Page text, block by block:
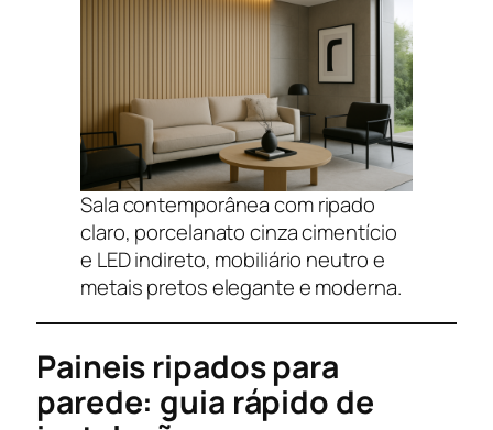
Sala contemporânea com ripado
claro, porcelanato cinza cimentício
e LED indireto, mobiliário neutro e
metais pretos elegante e moderna.
Paineis ripados para
parede: guia rápido de